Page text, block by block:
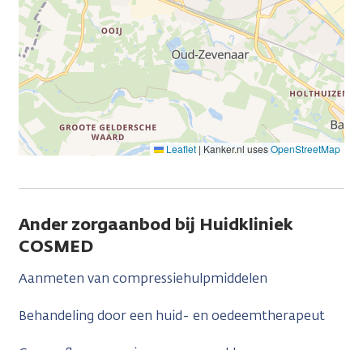
Leaflet | Kanker.nl usesOpenStreetMap
Ander zorgaanbod bij Huidkliniek
COSMED
Aanmeten van compressiehulpmiddelen
Behandeling door een huid- en oedeemtherapeut